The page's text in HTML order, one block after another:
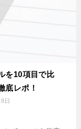
を10項目で比
底レポ！
日